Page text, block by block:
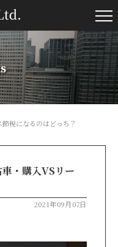
税になるのはどっち？
・購入VSリー
2021年09月07日